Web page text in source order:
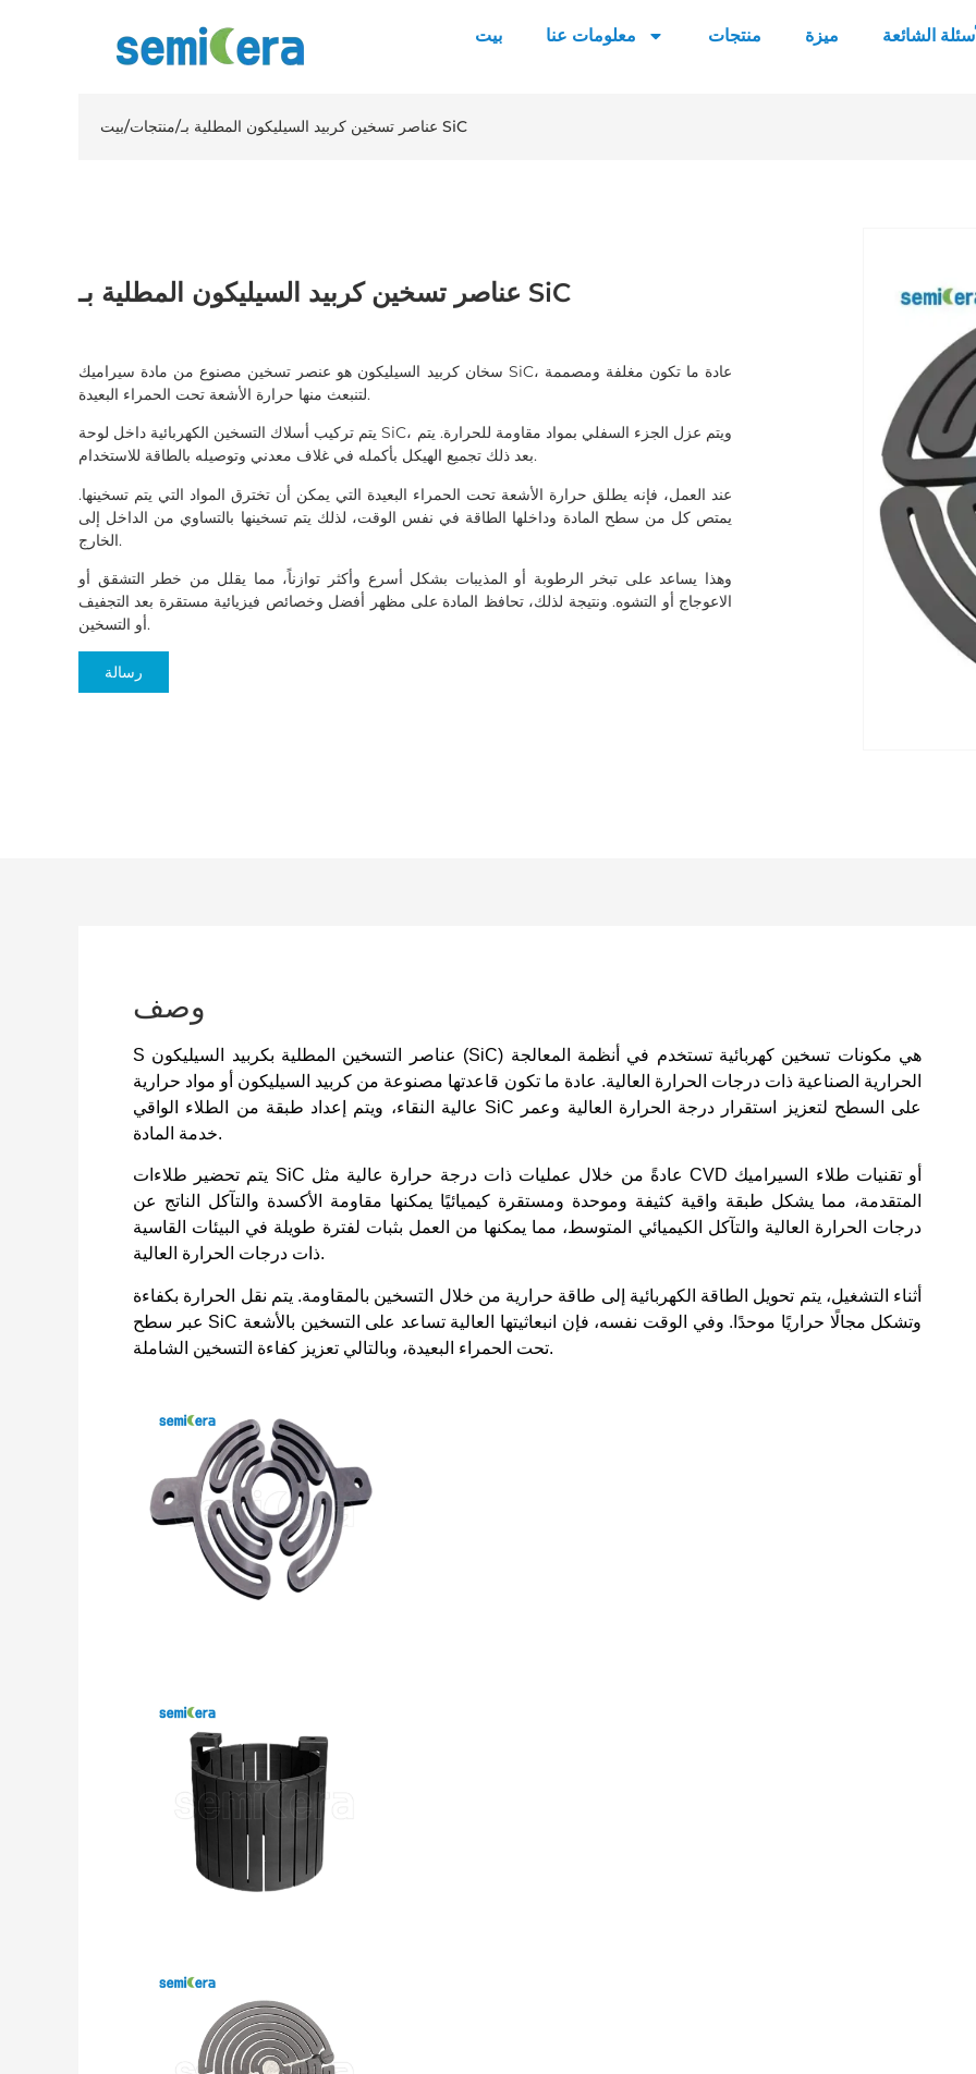
بيت معلومات عنا منتجات ميزة الشائعة
بيت/منتجات/ عناصر تسخين كربيد السيليكون المطلية بـ SiC
عناصر تسخين كربيد السيليكون المطلية بـ SiC
سخان كربيد السيليكون هو عنصر تسخين مصنوع من مادة سيراميك SiC، عادة ما تكون مغلفة ومصممة
لتنبعث منها حرارة الأشعة تحت الحمراء البعيدة.
يتم تركيب أسلاك التسخين الكهربائية داخل لوحة SiC، ويتم عزل الجزء السفلي بمواد مقاومة للحرارة. يتم
بعد ذلك تجميع الهيكل بأكمله في غلاف معدني وتوصيله بالطاقة للاستخدام.
عند العمل، فإنه يطلق حرارة الأشعة تحت الحمراء البعيدة التي يمكن أن تخترق المواد التي يتم تسخينها.
يمتص كل من سطح المادة وداخلها الطاقة في نفس الوقت، لذلك يتم تسخينها بالتساوي من الداخل إلى
الخارج.
وهذا يساعد على تبخر الرطوبة أو المذيبات بشكل أسرع وأكثر توازناً، مما يقلل من خطر التشقق أو
الاعوجاج أو التشوه. ونتيجة لذلك، تحافظ المادة على مظهر أفضل وخصائص فيزيائية مستقرة بعد التجفيف
أو التسخين.
رسالة
وصف
S عناصر التسخين المطلية بكربيد السيليكون (SiC) هي مكونات تسخين كهربائية تستخدم في أنظمة المعالجة
الحرارية الصناعية ذات درجات الحرارة العالية. عادة ما تكون قاعدتها مصنوعة من كربيد السيليكون أو مواد حرارية
عالية النقاء، ويتم إعداد طبقة من الطلاء الواقي SiC على السطح لتعزيز استقرار درجة الحرارة العالية وعمر
خدمة المادة.
يتم تحضير طلاءات SiC عادةً من خلال عمليات ذات درجة حرارة عالية مثل CVD أو تقنيات طلاء السيراميك
المتقدمة، مما يشكل طبقة واقية كثيفة وموحدة ومستقرة كيميائيًا يمكنها مقاومة الأكسدة والتآكل الناتج عن
درجات الحرارة العالية والتآكل الكيميائي المتوسط، مما يمكنها من العمل بثبات لفترة طويلة في البيئات القاسية
ذات درجات الحرارة العالية.
أثناء التشغيل، يتم تحويل الطاقة الكهربائية إلى طاقة حرارية من خلال التسخين بالمقاومة. يتم نقل الحرارة بكفاءة
عبر سطح SiC وتشكل مجالًا حراريًا موحدًا. وفي الوقت نفسه، فإن انبعاثيتها العالية تساعد على التسخين بالأشعة
تحت الحمراء البعيدة، وبالتالي تعزيز كفاءة التسخين الشاملة.